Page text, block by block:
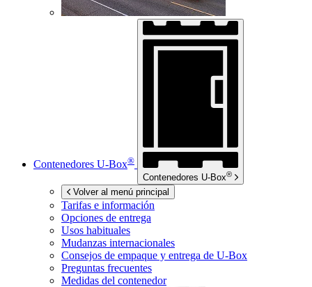
Contenedores U-Box®
Contenedores U-Box®
Volver al menú principal
Tarifas e información
Opciones de entrega
Usos habituales
Mudanzas internacionales
Consejos de empaque y entrega de U-Box
Preguntas frecuentes
Medidas del contenedor